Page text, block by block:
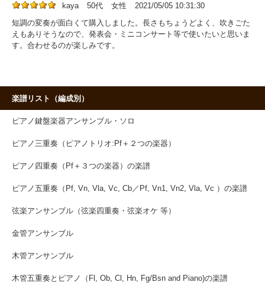
kaya 50代 女性
2021/05/05 10:31:30
短調の変奏が面白くて購入しました。長さもちょうどよく、吹きごた
えもありそうなので、発表会・ミニコンサート等で使いたいと思いま
す。合わせるのが楽しみです。
楽譜リスト（編成別）
ピアノ鍵盤楽器アンサンブル・ソロ
ピアノ三重奏（ピアノトリオ:Pf＋２つの楽器）
ピアノ四重奏（Pf＋３つの楽器）の楽譜
ピアノ五重奏（Pf, Vn, Vla, Vc, Cb／Pf, Vn1, Vn2, Vla, Vc ）の楽譜
弦楽アンサンブル（弦楽四重奏・弦楽オケ 等）
金管アンサンブル
木管アンサンブル
木管五重奏とピアノ（Fl, Ob, Cl, Hn, Fg/Bsn and Piano)の楽譜